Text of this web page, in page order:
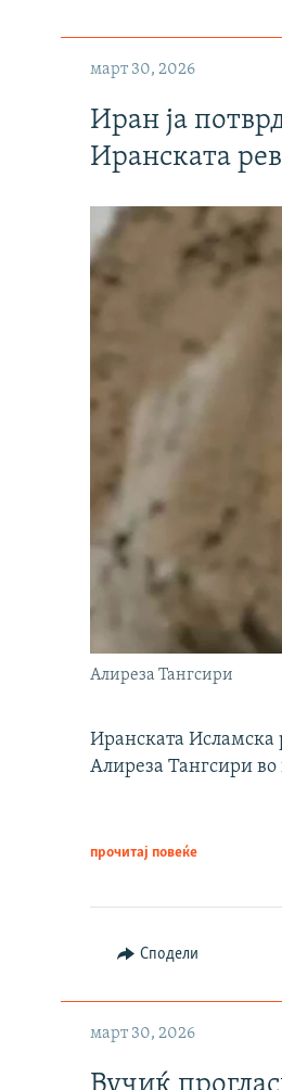
март 30, 2026
Иран ја
Иранската
Алиреза Тангсири
Иранската Исламска
Алиреза Тангсири
прочитај повеќе
Сподели
март 30, 2026